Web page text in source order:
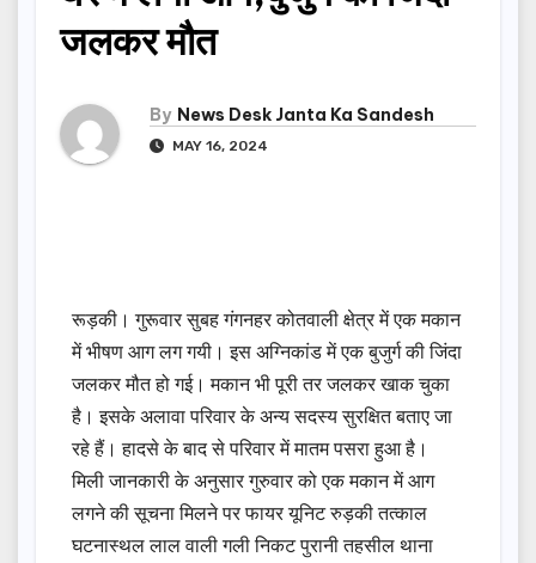
जलकर मौत
By News Desk Janta Ka Sandesh
MAY 16, 2024
रूड़की। गुरूवार सुबह गंगनहर कोतवाली क्षेत्र में एक मकान
में भीषण आग लग गयी। इस अग्निकांड में एक बुजुर्ग की जिंदा
जलकर मौत हो गई। मकान भी पूरी तर जलकर खाक चुका
है। इसके अलावा परिवार के अन्य सदस्य सुरक्षित बताए जा
रहे हैं। हादसे के बाद से परिवार में मातम पसरा हुआ है।
मिली जानकारी के अनुसार गुरुवार को एक मकान में आग
लगने की सूचना मिलने पर फायर यूनिट रुड़की तत्काल
घटनास्थल लाल वाली गली निकट पुरानी तहसील थाना